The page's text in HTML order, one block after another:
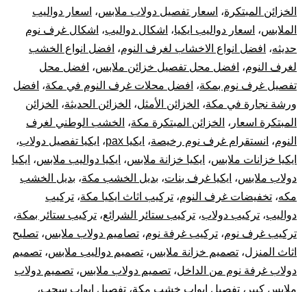
الخزائن المبتكرة، اسعار تفصيل دولاب ملابس، اسعار دواليب
الملابس، اسعار دواليب ايكيا، اشكال دواليب، اشكال غرف نوم
حديثه، افضل انواع الاخشاب لغرف النوم، افضل انواع الخشب
لغرف النوم، افضل محل تفصيل خزائن ملابس، افضل محل
تفصيل غرف نوم بمكة، افضل محلات غرف النوم في مكة، افضل
ورشة نجارة في مكة، الخزائن الأمثل، الخزائن الحديثة، الخزائن
المبتكرة اسعار ، الخزائن المبتكرة مكة، الخشب الوطني لغرف
النوم، انستقرام غرف نوم رخيصة، ايكيا pax ، ايكيا تفصيل دولاب،
ايكيا خزانات ملابس، ايكيا خزانة ملابس، ايكيا دواليب ملابس، ايكيا
دولاب ملابس، ايكيا غرف بنات، بديل الخشب مكة، بديل الخشب
مكه، تخفيضات غرف النوم، تركيب اثاث ايكيا مكة، تركيب
دواليب، تركيب دولاب، تركيب ستائر الشرائع، تركيب ستائر بمكة،
تركيب غرف نوم، تركيب غرفة نوم، تصاميم دولاب ملابس، تصليح
اثاث المنزل، تصميم خزانة ملابس، تصميم دواليب ملابس، تصميم
دولاب غرفة نوم من الداخل، تصميم دولاب ملابس، تصميم دولاب
ملابس كبير ، تفصيل ابواب خشب مكة، تفصيل ابواب سحب،